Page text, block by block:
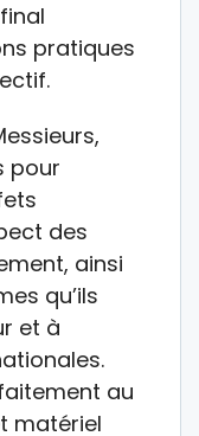
pratiques
pour
des
ainsi
qu’ils
et à
au
matériel